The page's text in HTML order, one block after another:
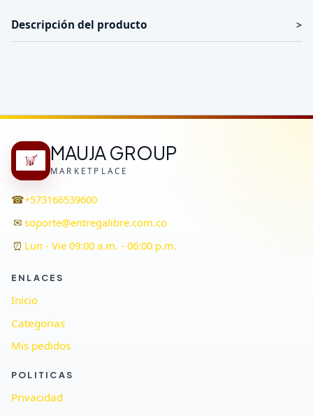
Descripción del producto
MAUJA GROUP
MARKETPLACE
☎+573166539600
✉ soporte@entregalibre.com.co
⏰ Lun - Vie 09:00 a.m. - 06:00 p.m.
ENLACES
Inicio
Categorias
Mis pedidos
POLITICAS
Privacidad